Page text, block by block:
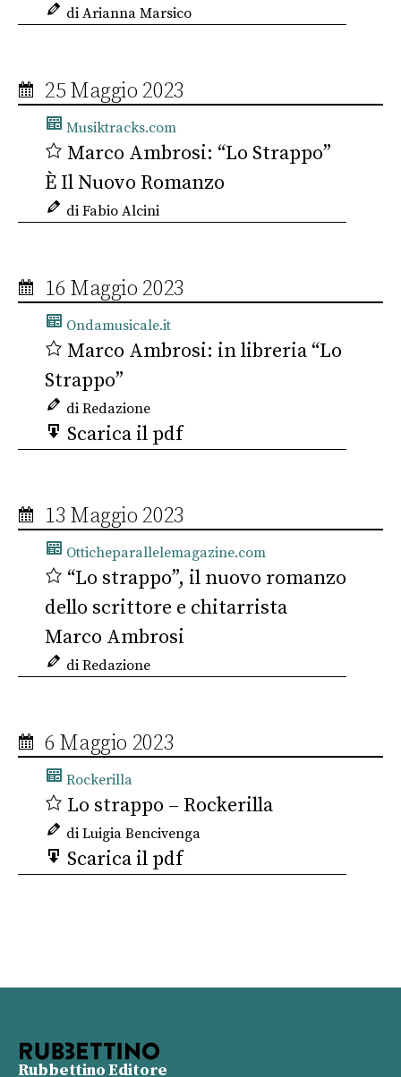
di Arianna Marsico
25 Maggio 2023
Musiktracks.com
Marco Ambrosi: “Lo Strappo”
È Il Nuovo Romanzo
di Fabio Alcini
16 Maggio 2023
Ondamusicale.it
Marco Ambrosi: in libreria “Lo
Strappo”
di Redazione
Scarica il pdf
13 Maggio 2023
Otticheparallelemagazine.com
“Lo strappo”, il nuovo romanzo
dello scrittore e chitarrista
Marco Ambrosi
di Redazione
6 Maggio 2023
Rockerilla
Lo strappo – Rockerilla
di Luigia Bencivenga
Scarica il pdf
Rubbettino Editore